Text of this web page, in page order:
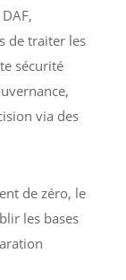
de traiter les
sécurité
via des
de zéro, le
les bases